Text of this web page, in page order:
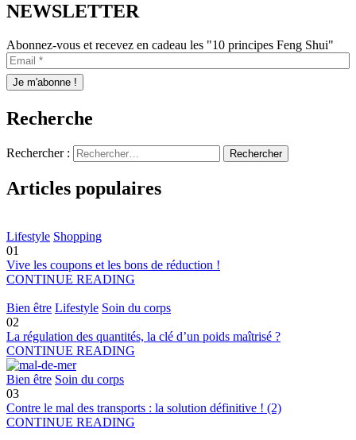
NEWSLETTER
Abonnez-vous et recevez en cadeau les "10 principes Feng Shui"
Recherche
Rechercher :
Articles populaires
Lifestyle Shopping
01
Vive les coupons et les bons de réduction !
CONTINUE READING
Bien être Lifestyle Soin du corps
02
La régulation des quantités, la clé d’un poids maîtrisé ?
CONTINUE READING
Bien être Soin du corps
03
Contre le mal des transports : la solution définitive ! (2)
CONTINUE READING